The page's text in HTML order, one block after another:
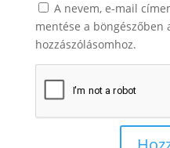
A nevem, e-mail
mentése a böngészőben
hozzászólásomhoz.